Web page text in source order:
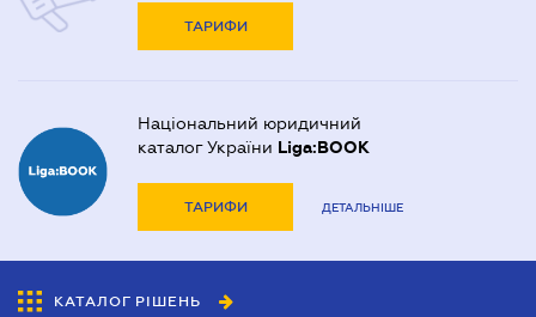
ТАРИФИ
Національний юридичний
каталог України Liga:BOOK
ТАРИФИ ДЕТАЛЬНІШЕ
КАТАЛОГ РІШЕНЬ